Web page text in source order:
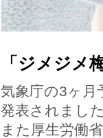
「ジメジメ
気象庁の3ヶ月
発表されました
また厚生労働